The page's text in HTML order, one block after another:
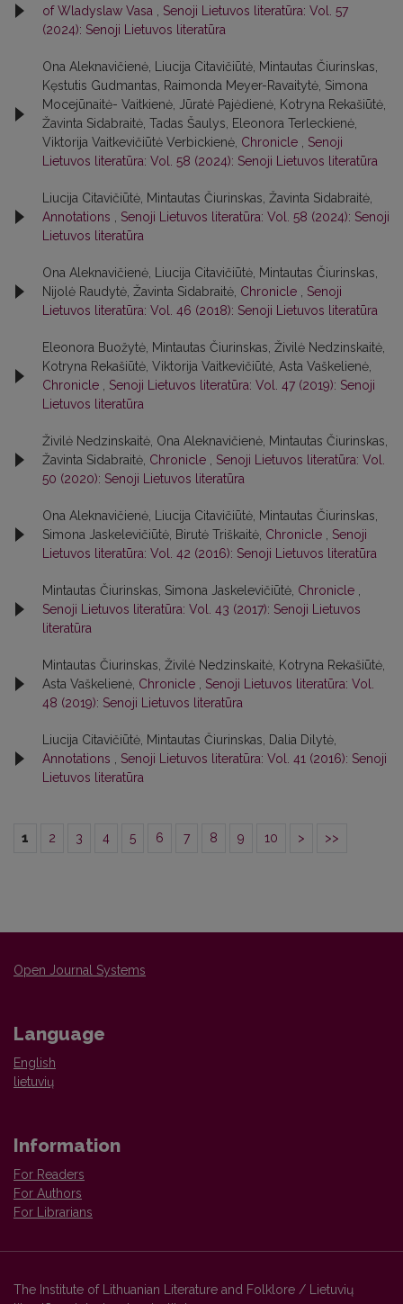
of Wladyslaw Vasa
Senoji Lietuvos literatūra: Vol. 57
(2024): Senoji Lietuvos literatūra
Ona Aleknavičienė, Liucija Citavičiūtė, Mintautas Čiurinskas,
Kęstutis Gudmantas, Raimonda Meyer-Ravaitytė, Simona
Mocejūnaitė- Vaitkienė, Jūratė Pajėdienė, Kotryna Rekašiūtė,
Žavinta Sidabraitė, Tadas Šaulys, Eleonora Terleckienė,
Viktorija Vaitkevičiūtė Verbickienė, Chronicle
Senoji
Lietuvos literatūra: Vol. 58 (2024): Senoji Lietuvos literatūra
Liucija Citavičiūtė, Mintautas Čiurinskas, Žavinta Sidabraitė,
Annotations
Senoji Lietuvos literatūra: Vol. 58 (2024): Senoji
Lietuvos literatūra
Ona Aleknavičienė, Liucija Citavičiūtė, Mintautas Čiurinskas,
Nijolė Raudytė, Žavinta Sidabraitė, Chronicle
Senoji
Lietuvos literatūra: Vol. 46 (2018): Senoji Lietuvos literatūra
Eleonora Buožytė, Mintautas Čiurinskas, Živilė Nedzinskaitė,
Kotryna Rekašiūtė, Viktorija Vaitkevičiūtė, Asta Vaškelienė,
Chronicle
Senoji Lietuvos literatūra: Vol. 47 (2019): Senoji
Lietuvos literatūra
Živilė Nedzinskaitė, Ona Aleknavičienė, Mintautas Čiurinskas,
Žavinta Sidabraitė, Chronicle
Senoji Lietuvos literatūra: Vol.
50 (2020): Senoji Lietuvos literatūra
Ona Aleknavičienė, Liucija Citavičiūtė, Mintautas Čiurinskas,
Simona Jaskelevičiūtė, Birutė Triškaitė, Chronicle
Senoji
Lietuvos literatūra: Vol. 42 (2016): Senoji Lietuvos literatūra
Mintautas Čiurinskas, Simona Jaskelevičiūtė, Chronicle
Senoji Lietuvos literatūra: Vol. 43 (2017): Senoji Lietuvos
literatūra
Mintautas Čiurinskas, Živilė Nedzinskaitė, Kotryna Rekašiūtė,
Asta Vaškelienė, Chronicle
Senoji Lietuvos literatūra: Vol.
48 (2019): Senoji Lietuvos literatūra
Liucija Citavičiūtė, Mintautas Čiurinskas, Dalia Dilytė,
Annotations
Senoji Lietuvos literatūra: Vol. 41 (2016): Senoji
Lietuvos literatūra
1 2 3 4 5 6 7 8 9 10 > >>
Open Journal Systems
Language
English
lietuvių
Information
For Readers
For Authors
For Librarians
The Institute of Lithuanian Literature and Folklore / Lietuvių